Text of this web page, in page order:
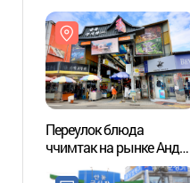
Переулок блюда
ччимтак на рынке Андон
(안동시장 찜닭골목)